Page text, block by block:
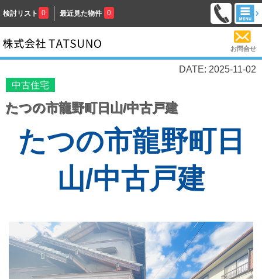
検討リスト 0 最近見た物件 0
お問合せ
DATE: 2025-11-02
中古住宅
たつの市龍野町日山/中古戸建
たつの市龍野町日
山/中古戸建